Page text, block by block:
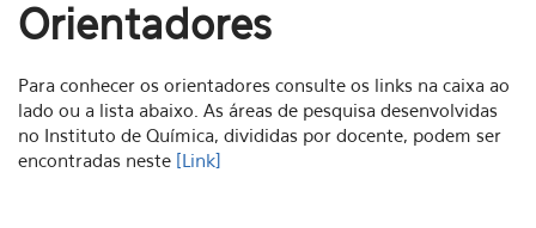
Orientadores
Para conhecer os orientadores consulte os links na caixa ao
lado ou a lista abaixo. As áreas de pesquisa desenvolvidas
no Instituto de Química, divididas por docente, podem ser
encontradas neste [Link]